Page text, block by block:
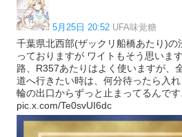
5月25日 20:52 UFA味覚糖
千葉県北西部(ザックリ船橋あたり)の
っておりますが ワイトもそう思いま
路、R357あたりはよく使いますが、
道へ行きたい時は、何分待ったら入
輪の出口からずっと止まってるんです
pic.x.com/Te0svUI6dc